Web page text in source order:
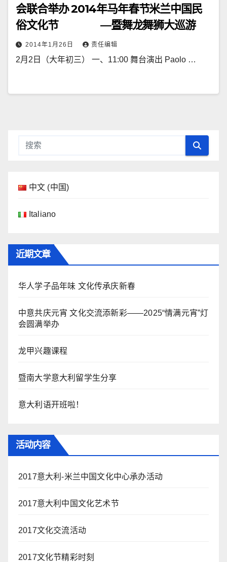
会联合举办 2014年马年春节米兰中国民
俗文化节 —暨舞龙舞狮大巡游
2014年1月26日 责任编辑
2月2日（大年初三） 一、11:00 舞台演出 Paolo …
中文 (中国)
Italiano
近期文章
华人学子品年味 文化传承庆新春
中意共庆元宵 文化交流添新彩——2025“情满元宵”灯
会圆满举办
龙甲兴趣课程
暨南大学意大利留学生分享
意大利语开班啦！
活动内容
2017意大利-米兰中国文化中心承办活动
2017意大利中国文化艺术节
2017文化交流活动
2017文化节精彩时刻